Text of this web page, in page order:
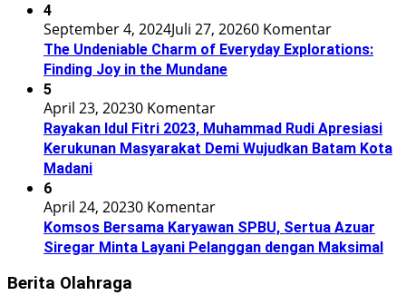
4
September 4, 2024Juli 27, 20260 Komentar
The Undeniable Charm of Everyday Explorations:
Finding Joy in the Mundane
5
April 23, 20230 Komentar
Rayakan Idul Fitri 2023, Muhammad Rudi Apresiasi
Kerukunan Masyarakat Demi Wujudkan Batam Kota
Madani
6
April 24, 20230 Komentar
Komsos Bersama Karyawan SPBU, Sertua Azuar
Siregar Minta Layani Pelanggan dengan Maksimal
Berita Olahraga